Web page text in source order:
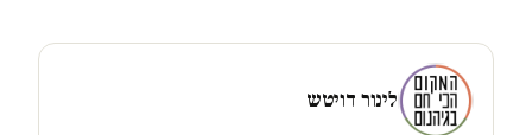
לינור דויטש